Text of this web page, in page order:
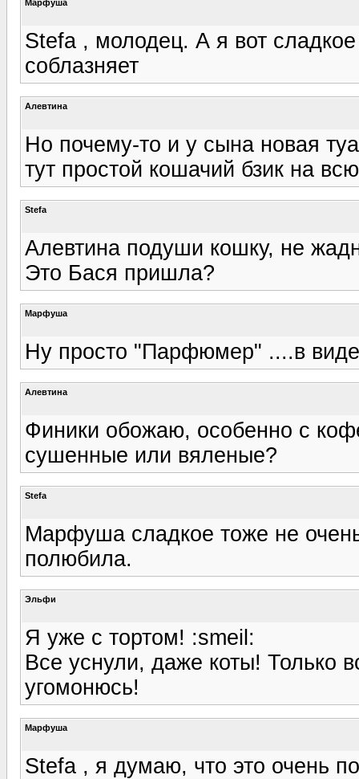
Марфуша
Stefa , молодец. А я вот
соблазняет
Алевтина
Но почему-то и у сына новая
тут простой кошачий бзик на
Stefa
Алевтина подуши кошку, не
Это Бася пришла?
Марфуша
Ну просто "Парфюмер" ....в
Алевтина
Финики обожаю, особенно с
сушенные или вяленые?
Stefa
Марфуша сладкое тоже не
полюбила.
Эльфи
Я уже с тортом! :smeil:
Все уснули, даже коты! Только
угомонюсь!
Марфуша
Stefa , я думаю, что это очень